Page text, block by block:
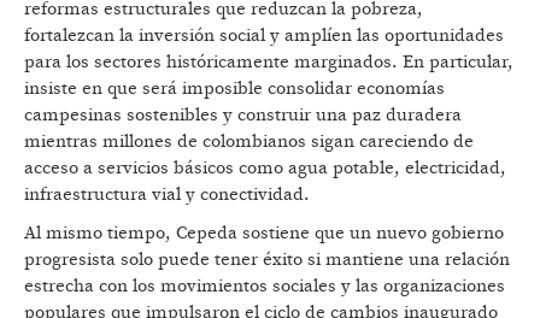
reformas estructurales que reduzcan la pobreza,
fortalezcan la inversión social y amplíen las oportunidades
para los sectores históricamente marginados. En particular,
insiste en que será imposible consolidar economías
campesinas sostenibles y construir una paz duradera
mientras millones de colombianos sigan careciendo de
acceso a servicios básicos como agua potable, electricidad,
infraestructura vial y conectividad.
Al mismo tiempo, Cepeda sostiene que un nuevo gobierno
progresista solo puede tener éxito si mantiene una relación
estrecha con los movimientos sociales y las organizaciones
populares que impulsaron el ciclo de cambios inaugurado